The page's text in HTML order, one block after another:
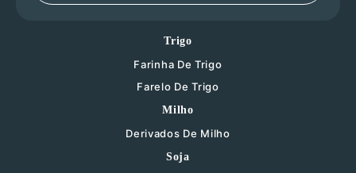
Trigo
Farinha De Trigo
Farelo De Trigo
Milho
Derivados De Milho
Soja